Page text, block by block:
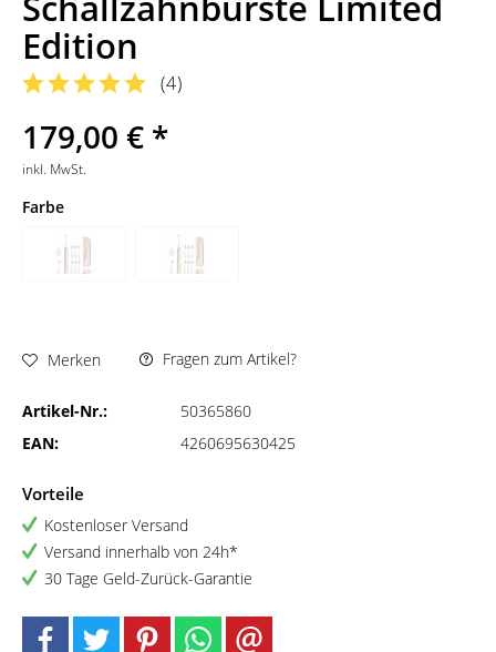
Edition
(4)
179,00 € *
inkl. MwSt.
Farbe
Merken Fragen zum Artikel?
Artikel-Nr.:
50365860
EAN:
4260695630425
Vorteile
Kostenloser Versand
Versand innerhalb von 24h*
30 Tage Geld-Zurück-Garantie